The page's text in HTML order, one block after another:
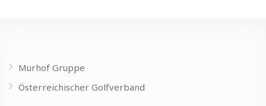
Murhof Gruppe
Österreichischer Golfverband